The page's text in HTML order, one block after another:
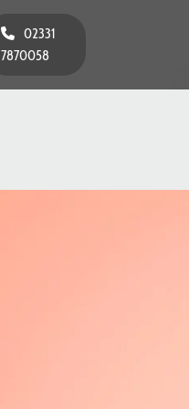
02331
7870058